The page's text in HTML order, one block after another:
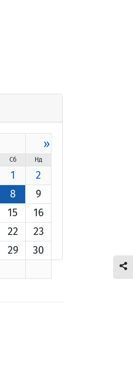
»
Сб Нд
1
2
8
9
15
16
22
23
29
30